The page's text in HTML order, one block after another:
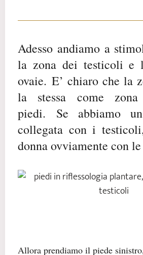
Adesso andiamo a
la zona dei testicoli e
ovaie. E’ chiaro che la
la stessa come
piedi. Se abbiamo
collegata con i
donna ovviamente con
Allora prendiamo il piede sinistro,